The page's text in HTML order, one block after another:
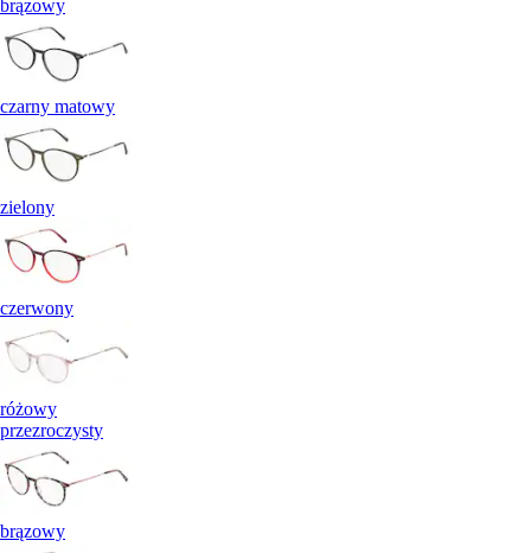
brązowy
czarny matowy
zielony
czerwony
różowy
przezroczysty
brązowy